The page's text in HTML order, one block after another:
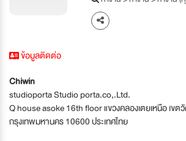
ข้อมูลติดต่อ
Chiwin
studioporta Studio porta.co,.Ltd.
Q house asoke 16th floor แขวงคลองเตยเหนือ เข
กรุงเทพมหานคร 10600 ประเทศไทย